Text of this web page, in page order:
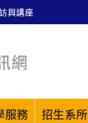
與講座
網
服務 招生系所